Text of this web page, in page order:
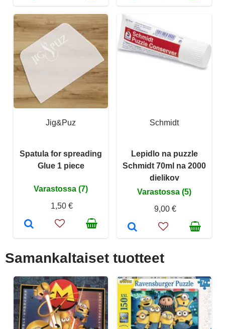
Jig&Puz
Spatula for spreading
Glue 1 piece
Varastossa (7)
1,50 €
Schmidt
Lepidlo na puzzle
Schmidt 70ml na 2000
dielikov
Varastossa (5)
9,00 €
Samankaltaiset tuotteet